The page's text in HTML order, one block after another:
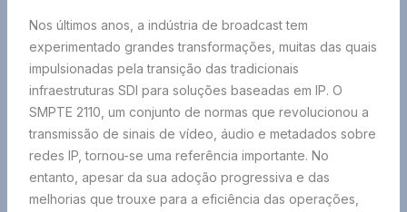
Nos últimos anos, a indústria de broadcast tem
experimentado grandes transformações, muitas das quais
impulsionadas pela transição das tradicionais
infraestruturas SDI para soluções baseadas em IP. O
SMPTE 2110, um conjunto de normas que revolucionou a
transmissão de sinais de vídeo, áudio e metadados sobre
redes IP, tornou-se uma referência importante. No
entanto, apesar da sua adoção progressiva e das
melhorias que trouxe para a eficiência das operações,